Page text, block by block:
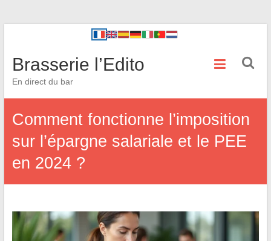
Brasserie l’Edito
En direct du bar
Comment fonctionne l’imposition
sur l’épargne salariale et le PEE
en 2024 ?